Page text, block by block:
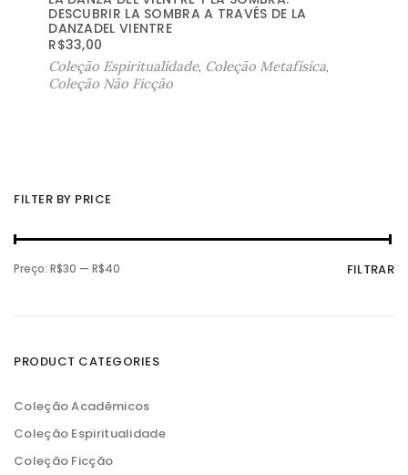
DESCUBRIR LA SOMBRA A TRAVÉS DE LA
DANZADEL VIENTRE
R$33,00
Coleção Espiritualidade, Coleção Metafísica,
Coleção Não Ficção
FILTER BY PRICE
P
r
o
n
i
P
r
o
x
i
FILTRAR
Preço: R$30 — R$40
PRODUCT CATEGORIES
Coleção Acadêmicos
Coleção Espiritualidade
Coleção Ficção